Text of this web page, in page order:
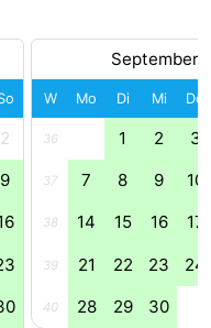
2
9
September
W Mo Di Mi Do
36 1 2 3
37 7 8 9 10
38 14 15 16 17
39 21 22 23 24
40 28 29 30